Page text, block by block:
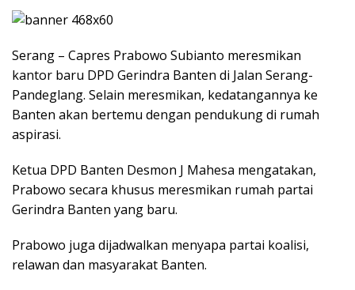
Serang – Capres Prabowo Subianto meresmikan
kantor baru DPD Gerindra Banten di Jalan Serang-
Pandeglang. Selain meresmikan, kedatangannya ke
Banten akan bertemu dengan pendukung di rumah
aspirasi.
Ketua DPD Banten Desmon J Mahesa mengatakan,
Prabowo secara khusus meresmikan rumah partai
Gerindra Banten yang baru.
Prabowo juga dijadwalkan menyapa partai koalisi,
relawan dan masyarakat Banten.